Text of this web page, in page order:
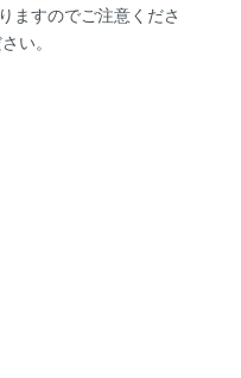
ますのでご注意くださ
い。